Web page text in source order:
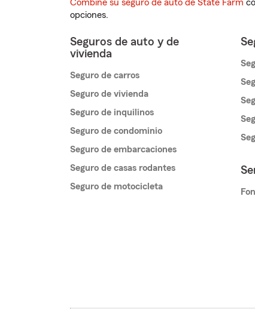
Combine su seguro de auto de State Farm
opciones.
Seguros de auto y de
vivienda
Seguro de carros
Seguro de vivienda
Seguro de inquilinos
Seguro de condominio
Seguro de embarcaciones
Seguro de casas rodantes
Seguro de motocicleta